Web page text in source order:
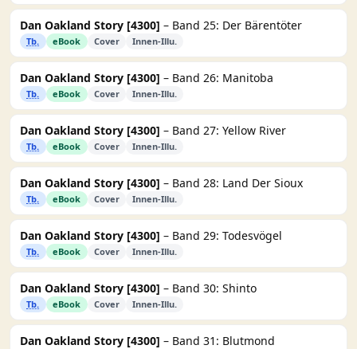
Dan Oakland Story [4300] – Band 25: Der Bärentöter
Tb. eBook Cover Innen-Illu.
Dan Oakland Story [4300] – Band 26: Manitoba
Tb. eBook Cover Innen-Illu.
Dan Oakland Story [4300] – Band 27: Yellow River
Tb. eBook Cover Innen-Illu.
Dan Oakland Story [4300] – Band 28: Land Der Sioux
Tb. eBook Cover Innen-Illu.
Dan Oakland Story [4300] – Band 29: Todesvögel
Tb. eBook Cover Innen-Illu.
Dan Oakland Story [4300] – Band 30: Shinto
Tb. eBook Cover Innen-Illu.
Dan Oakland Story [4300] – Band 31: Blutmond